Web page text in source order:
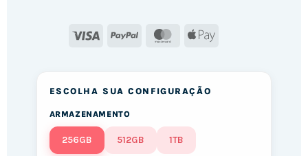
Visa PayPal MasterCard
Apple
ESCOLHA SUA CONFIGURAÇÃO
ARMAZENAMENTO
256GB 512GB 1TB